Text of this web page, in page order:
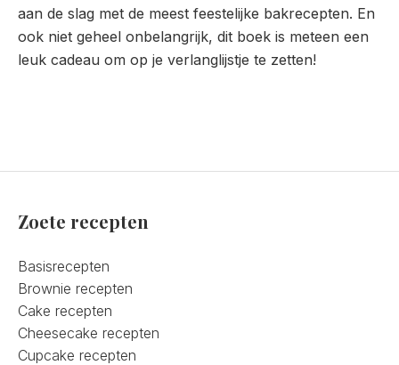
aan de slag met de meest feestelijke bakrecepten. En
ook niet geheel onbelangrijk, dit boek is meteen een
leuk cadeau om op je verlanglijstje te zetten!
Zoete recepten
Basisrecepten
Brownie recepten
Cake recepten
Cheesecake recepten
Cupcake recepten